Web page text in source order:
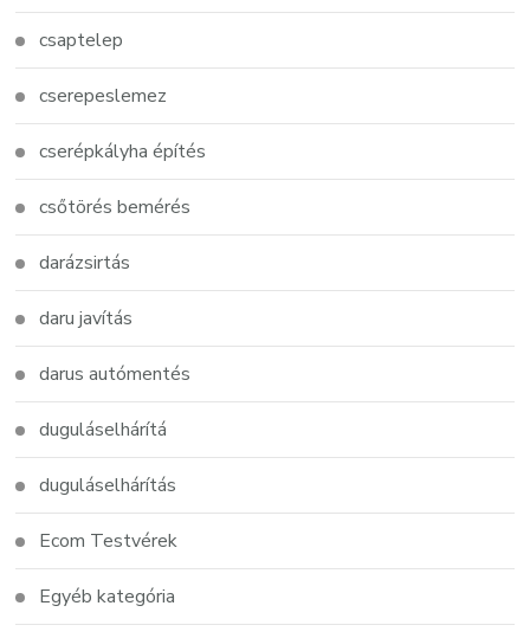
csaptelep
cserepeslemez
cserépkályha építés
csőtörés bemérés
darázsirtás
daru javítás
darus autómentés
duguláselhárítá
duguláselhárítás
Ecom Testvérek
Egyéb kategória